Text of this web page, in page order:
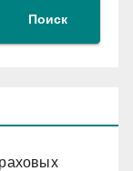
Поиск